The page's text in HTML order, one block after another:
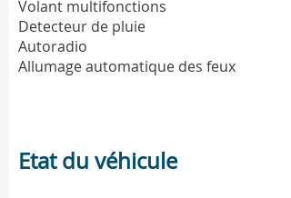
Volant multifonctions
Detecteur de pluie
Autoradio
Allumage automatique des feux
Etat du véhicule